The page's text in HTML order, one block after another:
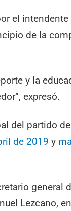
el
de la
y la
expresó.
del partido
de 2019 y
general
Lezcano,